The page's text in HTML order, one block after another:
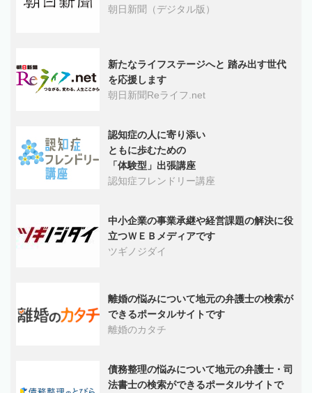
朝日新聞（デジタル版）
新たなライフステージへと 踏み出す世代
を応援します
朝日新聞Reライフ.net
認知症の人に寄り添い
ともに歩むための
「体験型」出張講座
認知症フレンドリー講座
中小企業の事業承継や経営課題の解決に役
立つＷＥＢメディアです
ツギノジダイ
離婚の悩みについて地元の弁護士の検索が
できるポータルサイトです
離婚のカタチ
債務整理の悩みについて地元の弁護士・司
法書士の検索ができるポータルサイトで